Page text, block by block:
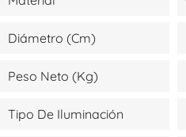
Diámetro (cm)
Peso Neto (kg)
Tipo De Iluminación